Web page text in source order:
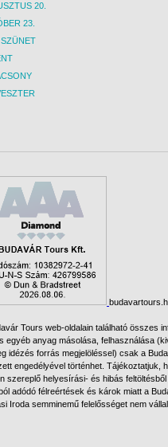
20.
23.
Tours web-oldalain található összes
egyéb anyag másolása, felhasználása
idézés forrás megjelöléssel) csak a
engedélyével történhet. Tájékoztatjuk,
szereplő helyesírási- és hibás
adódó félreértések és károk miatt a
Iroda semminemű felelősséget nem